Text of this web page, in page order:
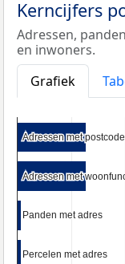
Kerncijfers
Adressen,
en inwoners.
Grafiek
Adressen met postcode
Adressen met postcode
Adressen met
Adressen met
Panden met adres
Panden met adres
Percelen met adres
Percelen met adres